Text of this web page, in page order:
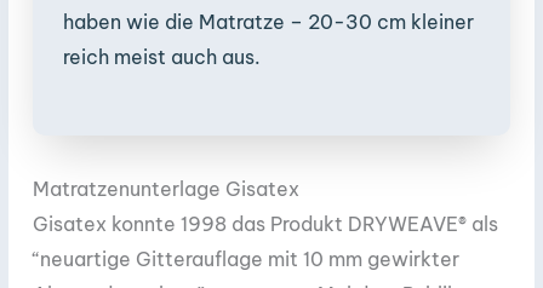
haben wie die Matratze – 20-30 cm kleiner
reich meist auch aus.
Matratzenunterlage Gisatex
Gisatex konnte 1998 das Produkt DRYWEAVE® als
“neuartige Gitterauflage mit 10 mm gewirkter